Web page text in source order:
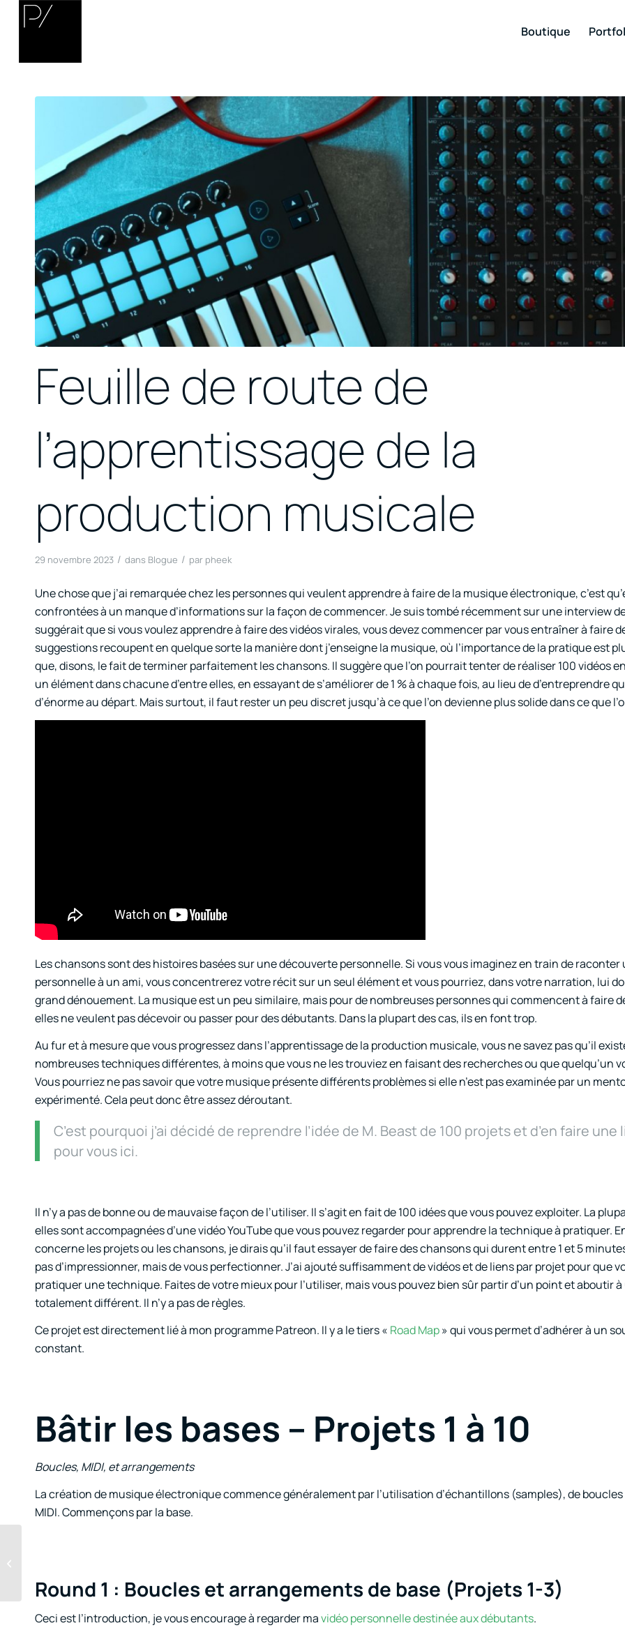
Boutique
Feuille de route de
l’apprentissage de la
production musicale
29 novembre 2023 / dans Blogue / par pheek
Une chose que j’ai remarquée chez les personnes qui veulent apprendre à faire de la musique électronique, c’est
confrontées à un manque d’informations sur la façon de commencer. Je suis tombé récemment sur une interview
suggérait que si vous voulez apprendre à faire des vidéos virales, vous devez commencer par vous entraîner à faire
suggestions recoupent en quelque sorte la manière dont j’enseigne la musique, où l’importance de la pratique est
que, disons, le fait de terminer parfaitement les chansons. Il suggère que l’on pourrait tenter de réaliser 100 vidéos
un élément dans chacune d’entre elles, en essayant de s’améliorer de 1 % à chaque fois, au lieu de d’entreprendre
d’énorme au départ. Mais surtout, il faut rester un peu discret jusqu’à ce que l’on devienne plus solide dans ce que
Les chansons sont des histoires basées sur une découverte personnelle. Si vous vous imaginez en train de
personnelle à un ami, vous concentrerez votre récit sur un seul élément et vous pourriez, dans votre narration, lui
grand dénouement. La musique est un peu similaire, mais pour de nombreuses personnes qui commencent à faire
elles ne veulent pas décevoir ou passer pour des débutants. Dans la plupart des cas, ils en font trop.
Au fur et à mesure que vous progressez dans l’apprentissage de la production musicale, vous ne savez pas qu’il
nombreuses techniques différentes, à moins que vous ne les trouviez en faisant des recherches ou que quelqu’un
Vous pourriez ne pas savoir que votre musique présente différents problèmes si elle n’est pas examinée par un
expérimenté. Cela peut donc être assez déroutant.
C’est pourquoi j’ai décidé de reprendre l’idée de M. Beast de 100 projets et d’en faire une
pour vous ici.
Il n’y a pas de bonne ou de mauvaise façon de l’utiliser. Il s’agit en fait de 100 idées que vous pouvez exploiter. La
elles sont accompagnées d’une vidéo YouTube que vous pouvez regarder pour apprendre la technique à pratiquer.
concerne les projets ou les chansons, je dirais qu’il faut essayer de faire des chansons qui durent entre 1 et 5
pas d’impressionner, mais de vous perfectionner. J’ai ajouté suffisamment de vidéos et de liens par projet pour que
pratiquer une technique. Faites de votre mieux pour l’utiliser, mais vous pouvez bien sûr partir d’un point et aboutir
totalement différent. Il n’y a pas de règles.
Ce projet est directement lié à mon programme Patreon. Il y a le tiers « Road Map» qui vous permet d’adhérer à un
constant.
Bâtir les bases – Projets 1 à 10
Boucles, MIDI, et arrangements
La création de musique électronique commence généralement par l’utilisation d’échantillons (samples), de
MIDI. Commençons par la base.
Round 1 : Boucles et arrangements de base (Projets 1-3)
Ceci est l’introduction, je vous encourage à regarder mavidéo personnelle destinée aux débutants.